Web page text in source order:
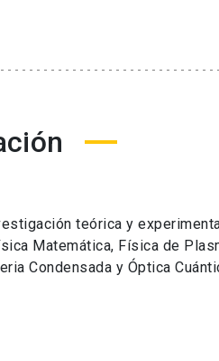
teórica y
Matemática, Física de
Condensada y Óptica